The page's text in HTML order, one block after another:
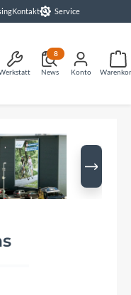
Kontakt Service
News
8
Konto